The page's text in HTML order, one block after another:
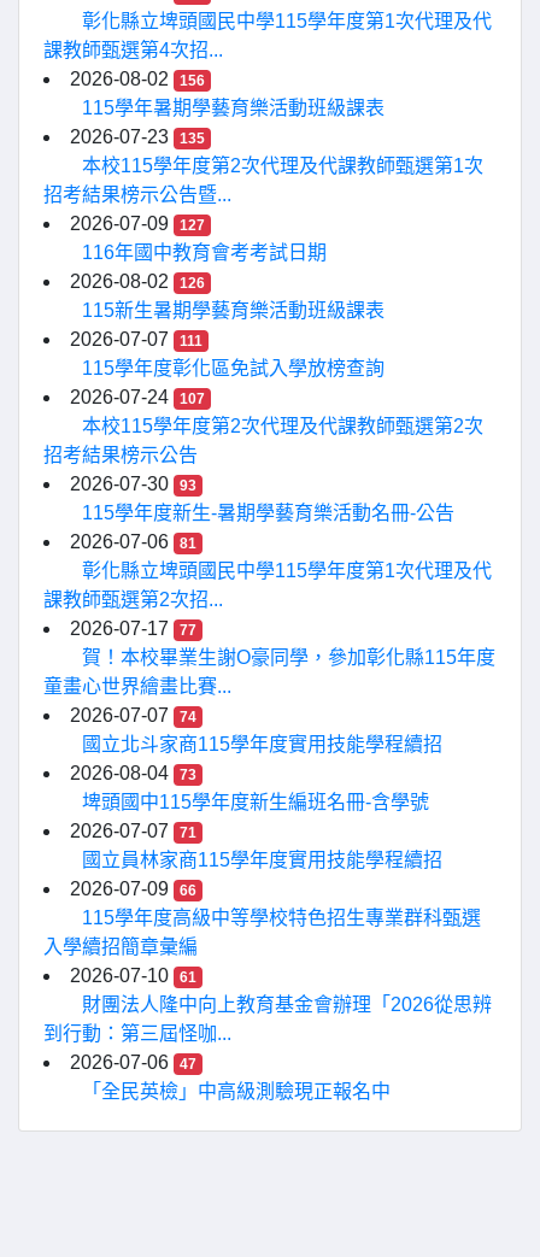
彰化縣立埤頭國民中學115學年度第1次代理及代
課教師甄選第4次招...
2026-08-02
156
115學年暑期學藝育樂活動班級課表
2026-07-23
135
本校115學年度第2次代理及代課教師甄選第1次
招考結果榜示公告暨...
2026-07-09
127
116年國中教育會考考試日期
2026-08-02
126
115新生暑期學藝育樂活動班級課表
2026-07-07
111
115學年度彰化區免試入學放榜查詢
2026-07-24
107
本校115學年度第2次代理及代課教師甄選第2次
招考結果榜示公告
2026-07-30
93
115學年度新生-暑期學藝育樂活動名冊-公告
2026-07-06
81
彰化縣立埤頭國民中學115學年度第1次代理及代
課教師甄選第2次招...
2026-07-17
77
賀！本校畢業生謝O豪同學，參加彰化縣115年度
童畫心世界繪畫比賽...
2026-07-07
74
國立北斗家商115學年度實用技能學程續招
2026-08-04
73
埤頭國中115學年度新生編班名冊-含學號
2026-07-07
71
國立員林家商115學年度實用技能學程續招
2026-07-09
66
115學年度高級中等學校特色招生專業群科甄選
入學續招簡章彙編
2026-07-10
61
財團法人隆中向上教育基金會辦理「2026從思辨
到行動：第三屆怪咖...
2026-07-06
47
「全民英檢」中高級測驗現正報名中